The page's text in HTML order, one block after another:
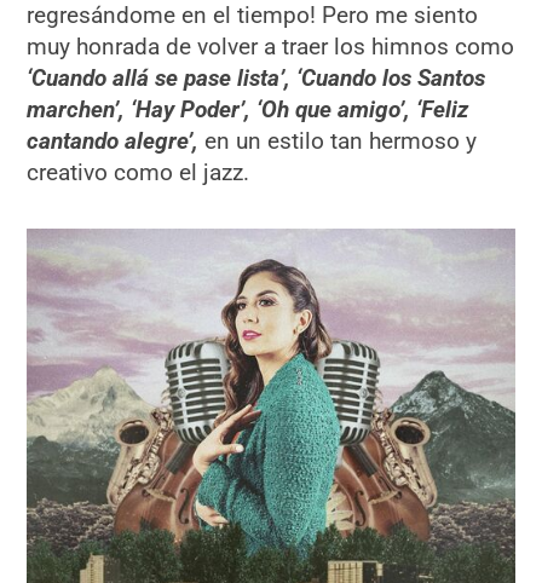
regresándome en el tiempo! Pero me siento
muy honrada de volver a traer los himnos como
‘Cuando allá se pase lista’, ‘Cuando los Santos
marchen’, ‘Hay Poder’, ‘Oh que amigo’, ‘Feliz
cantando alegre’, en un estilo tan hermoso y
creativo como el jazz.